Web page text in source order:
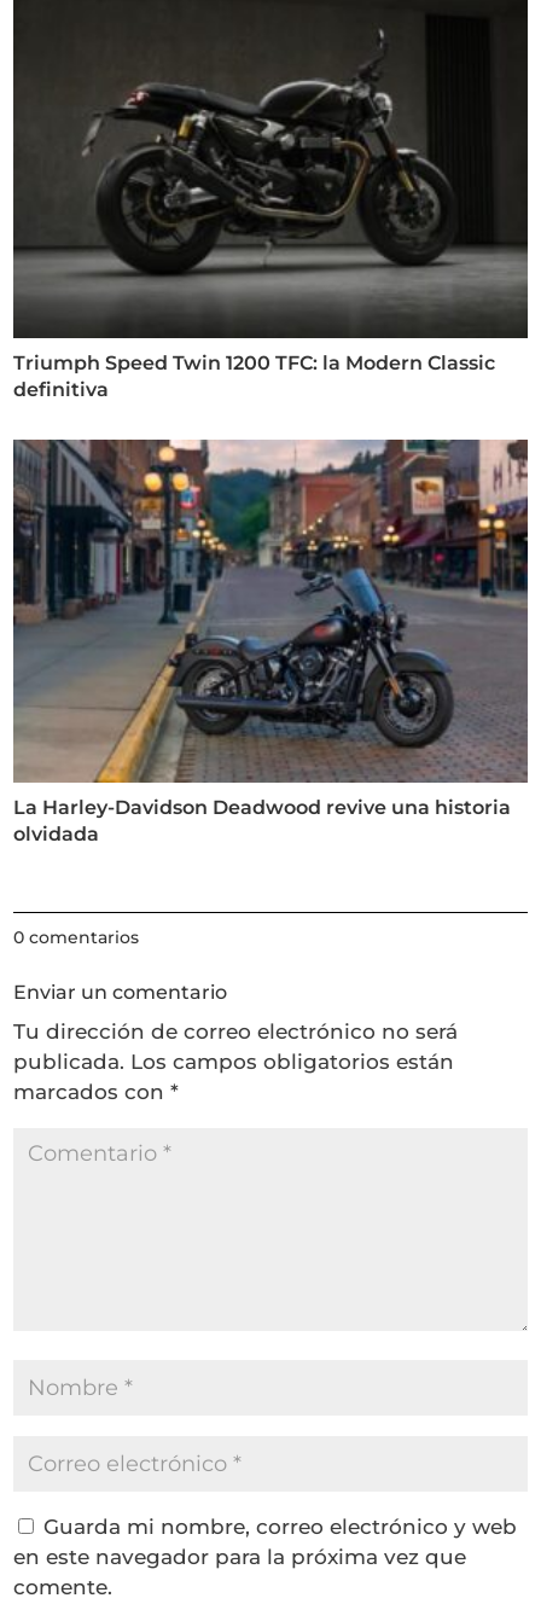
Triumph Speed Twin 1200 TFC: la Modern Classic
definitiva
La Harley-Davidson Deadwood revive una historia
olvidada
0 comentarios
Enviar un comentario
Tu dirección de correo electrónico no será
publicada. Los campos obligatorios están
marcados con*
Guarda mi nombre, correo electrónico y web
en este navegador para la próxima vez que
comente.